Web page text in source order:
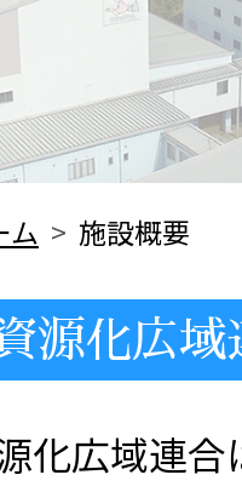
ム 施設概要
源化広域
化広域連合